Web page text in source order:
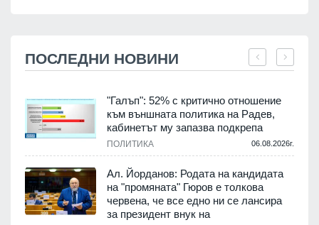
ПОСЛЕДНИ НОВИНИ
"Галъп": 52% с критично отношение
към външната политика на Радев,
кабинетът му запазва подкрепа
ПОЛИТИКА 06.08.2026г.
Ал. Йорданов: Родата на кандидата
на "промяната" Гюров е толкова
червена, че все едно ни се лансира
за президент внук на